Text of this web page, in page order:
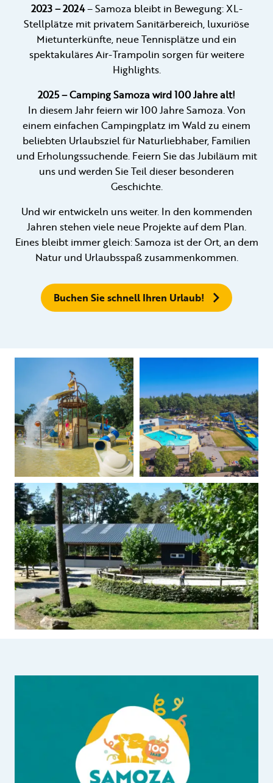
2023 – 2024– Samoza bleibt in Bewegung: XL-
Stellplätze mit privatem Sanitärbereich, luxuriöse
Mietunterkünfte, neue Tennisplätze und ein
spektakuläres Air-Trampolin sorgen für weitere
Highlights.
2025 – Camping Samoza wird 100 Jahre alt!
In diesem Jahr feiern wir 100 Jahre Samoza. Von
einem einfachen Campingplatz im Wald zu einem
beliebten Urlaubsziel für Naturliebhaber, Familien
und Erholungssuchende. Feiern Sie das Jubiläum mit
uns und werden Sie Teil dieser besonderen
Geschichte.
Und wir entwickeln uns weiter. In den kommenden
Jahren stehen viele neue Projekte auf dem Plan.
Eines bleibt immer gleich: Samoza ist der Ort, an dem
Natur und Urlaubsspaß zusammenkommen.
Buchen Sie schnell Ihren Urlaub!